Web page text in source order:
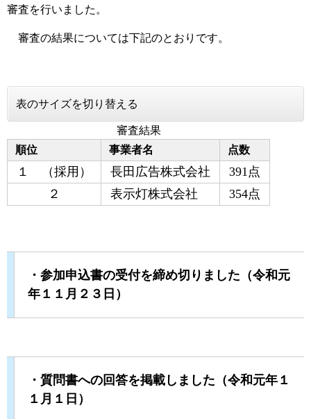
審査を行いました。
審査の結果については下記のとおりです。
表のサイズを切り替える
審査結果
順位
事業者名 点数
１ （採用） 長田広告株式会社
391点
２
表示灯株式会社 354点
・参加申込書の受付を締め切りました（令和元
年１１月２３日）
・質問書への回答を掲載しました（令和元年１
１月１日）